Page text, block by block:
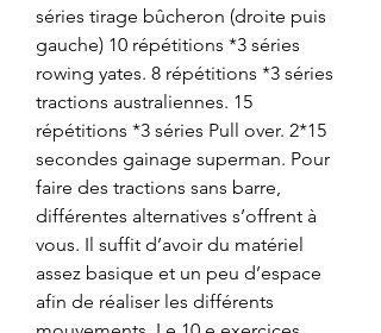
séries tirage bûcheron (droite puis
gauche) 10 répétitions *3 séries
rowing yates. 8 répétitions *3 séries
tractions australiennes. 15
répétitions *3 séries Pull over. 2*15
secondes gainage superman. Pour
faire des tractions sans barre,
différentes alternatives s’offrent à
vous. Il suffit d’avoir du matériel
assez basique et un peu d’espace
afin de réaliser les différents